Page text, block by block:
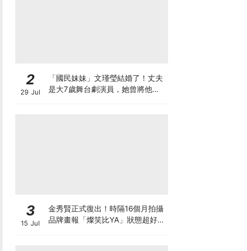
2
29 Jul
「國民妹妹」文瑾瑩結婚了！丈夫
是大7歲舞台劇演員，她曾將他寫
3
15 Jul
金秀賢正式復出！時隔16個月拍攝
品牌畫報「燦笑比YA」狀態超好，